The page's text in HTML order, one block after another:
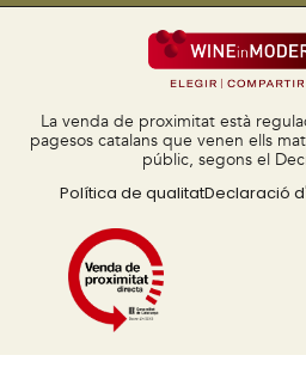
La venda de proximitat està
pagesos catalans que venen ells
públic, segons el
Política de qualitatDeclaració